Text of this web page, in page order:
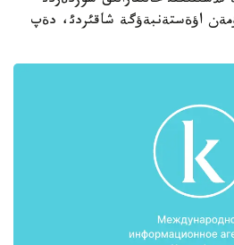
اؤةستةنبةؤگة شاقئردئ، دةپ